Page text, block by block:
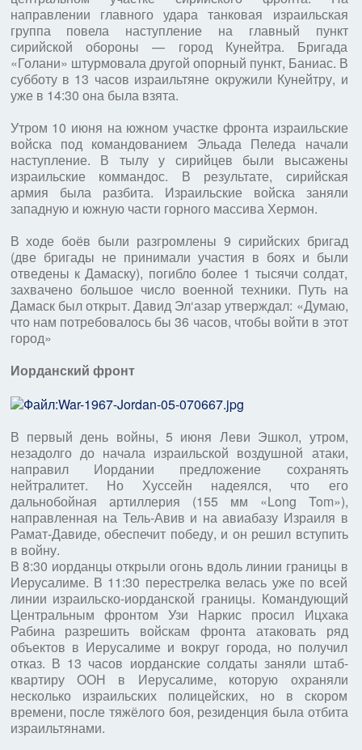
направлении главного удара танковая израильская
группа повела наступление на главный пункт
сирийской обороны — город Кунейтра. Бригада
«Голани» штурмовала другой опорный пункт, Баниас. В
субботу в 13 часов израильтяне окружили Кунейтру, и
уже в 14:30 она была взята.
Утром 10 июня на южном участке фронта израильские
войска под командованием Эльада Пеледа начали
наступление. В тылу у сирийцев были высажены
израильские коммандос. В результате, сирийская
армия была разбита. Израильские войска заняли
западную и южную части горного массива Хермон.
В ходе боёв были разгромлены 9 сирийских бригад
(две бригады не принимали участия в боях и были
отведены к Дамаску), погибло более 1 тысячи солдат,
захвачено большое число военной техники. Путь на
Дамаск был открыт. Давид Эл‘азар утверждал: «Думаю,
что нам потребовалось бы 36 часов, чтобы войти в этот
город»
Иорданский фронт
В первый день войны, 5 июня Леви Эшкол, утром,
незадолго до начала израильской воздушной атаки,
направил Иордании предложение сохранять
нейтралитет. Но Хуссейн надеялся, что его
дальнобойная артиллерия (155 мм «Long Tom»),
направленная на Тель-Авив и на авиабазу Израиля в
Рамат-Давиде, обеспечит победу, и он решил вступить
в войну.
В 8:30 иорданцы открыли огонь вдоль линии границы в
Иерусалиме. В 11:30 перестрелка велась уже по всей
линии израильско-иорданской границы. Командующий
Центральным фронтом Узи Наркис просил Ицхака
Рабина разрешить войскам фронта атаковать ряд
объектов в Иерусалиме и вокруг города, но получил
отказ. В 13 часов иорданские солдаты заняли штаб-
квартиру ООН в Иерусалиме, которую охраняли
несколько израильских полицейских, но в скором
времени, после тяжёлого боя, резиденция была отбита
израильтянами.